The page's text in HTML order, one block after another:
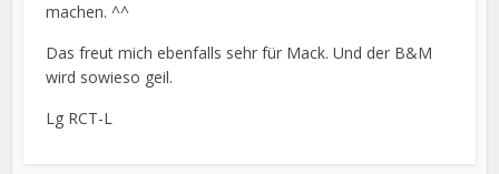
machen. ^^
Das freut mich ebenfalls sehr für Mack. Und der B&M
wird sowieso geil.
Lg RCT-L